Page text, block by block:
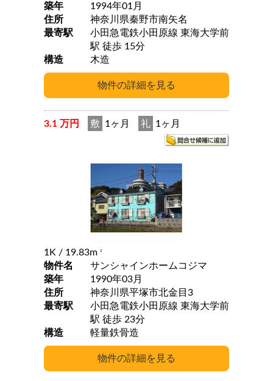
築年
1994年01月
住所
神奈川県秦野市南矢名
最寄駅
小田急電鉄小田原線 東海大学前
駅 徒歩 15分
構造
木造
3.1 万円 敷 1ヶ月 礼 1ヶ月
1K / 19.83m 2
物件名
サンシャインホームコジマ
築年
1990年03月
住所
神奈川県平塚市北金目3
最寄駅
小田急電鉄小田原線 東海大学前
駅 徒歩 23分
構造
軽量鉄骨造